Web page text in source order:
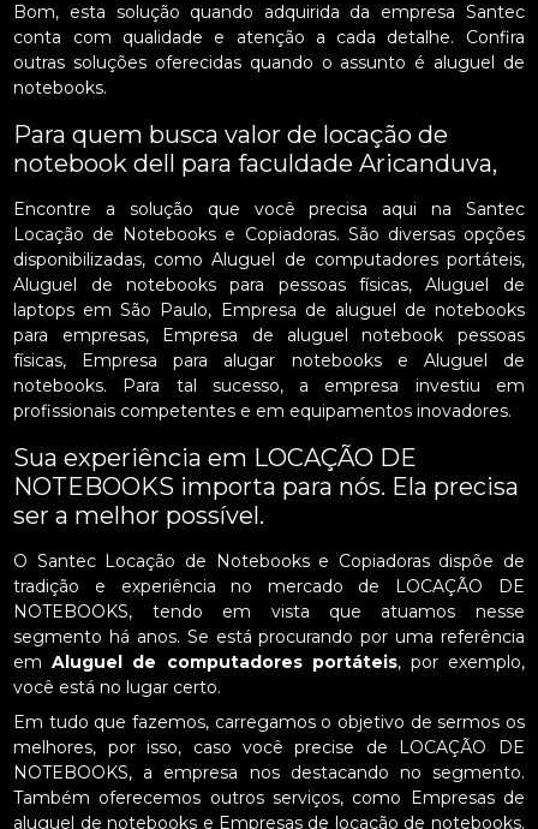
Bom, esta solução quando adquirida da empresa Santec
conta com qualidade e atenção a cada detalhe. Confira
outras soluções oferecidas quando o assunto é aluguel de
notebooks.
Para quem busca valor de locação de
notebook dell para faculdade Aricanduva,
Encontre a solução que você precisa aqui na Santec
Locação de Notebooks e Copiadoras. São diversas opções
disponibilizadas, como Aluguel de computadores portáteis,
Aluguel de notebooks para pessoas físicas, Aluguel de
laptops em São Paulo, Empresa de aluguel de notebooks
para empresas, Empresa de aluguel notebook pessoas
físicas, Empresa para alugar notebooks e Aluguel de
notebooks. Para tal sucesso, a empresa investiu em
profissionais competentes e em equipamentos inovadores.
Sua experiência em LOCAÇÃO DE
NOTEBOOKS importa para nós. Ela precisa
ser a melhor possível.
O Santec Locação de Notebooks e Copiadoras dispõe de
tradição e experiência no mercado de LOCAÇÃO DE
NOTEBOOKS, tendo em vista que atuamos nesse
segmento há anos. Se está procurando por uma referência
emAluguel de computadores portáteis, por exemplo,
você está no lugar certo.
Em tudo que fazemos, carregamos o objetivo de sermos os
melhores, por isso, caso você precise de LOCAÇÃO DE
NOTEBOOKS, a empresa nos destacando no segmento.
Também oferecemos outros serviços, como Empresas de
aluguel de notebooks e Empresas de locação de notebooks.